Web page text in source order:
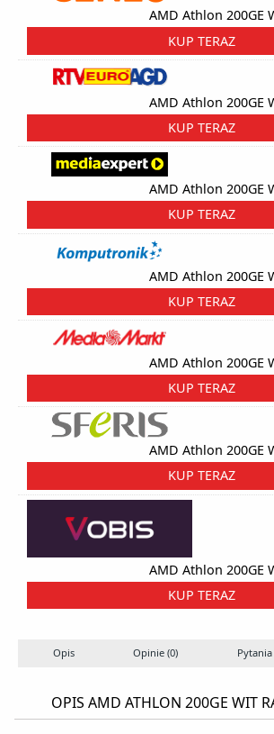
AMD Athlon 200GE
KUP TERAZ
AMD Athlon 200GE
KUP TERAZ
AMD Athlon 200GE
KUP TERAZ
AMD Athlon 200GE
KUP TERAZ
AMD Athlon 200GE
KUP TERAZ
AMD Athlon 200GE
KUP TERAZ
AMD Athlon 200GE
KUP TERAZ
Opis Opinie (0)
OPIS AMD ATHLON 200GE WIT